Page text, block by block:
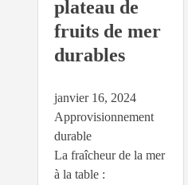
plateau de
fruits de mer
durables
janvier 16, 2024
Approvisionnement
durable
La fraîcheur de la mer
à la table :